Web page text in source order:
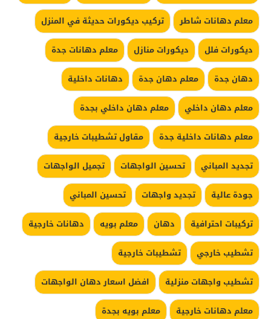
معلم دهانات شاطر
تركيب ديكورات حديثة في المنزل
ديكورات فلل
ديكورات منازل
معلم دهانات جدة
دهان جدة
معلم دهان جدة
دهانات داخلية
معلم دهان داخلي
معلم دهان داخلي بجدة
معلم دهانات داخلية جدة
مقاول تشطيبات خارجية
تجديد المباني
تحسين الواجهات
تجميل الواجهات
جودة عالية
تجديد واجهات
تحسين المباني
تركيبات احترافية
دهان معلم بويه
دهانات خارجية
تشطيب خارجي
تشطيبات خارجية
تشطيب واجهات منزلية
افضل اسعار دهان الواجهات
معلم دهانات خارجية
معلم بويه بجدة